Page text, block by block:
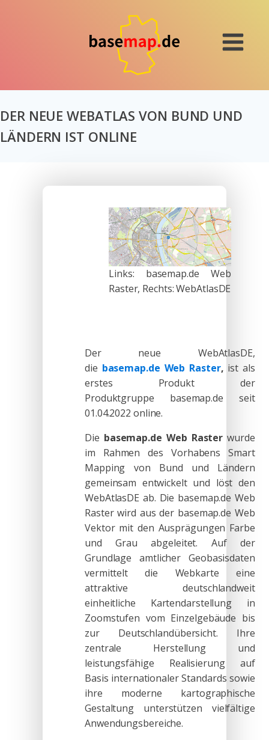
DER NEUE WEBATLAS VON BUND UND
LÄNDERN IST ONLINE
Links: basemap.de Web
Raster, Rechts: WebAtlasDE
Der neue WebAtlasDE,
die basemap.de Web Raster, ist als
erstes Produkt der
Produktgruppe basemap.de seit
01.04.2022 online.
Die basemap.de Web Raster wurde
im Rahmen des Vorhabens Smart
Mapping von Bund und Ländern
gemeinsam entwickelt und löst den
WebAtlasDE ab. Die basemap.de Web
Raster wird aus der basemap.de Web
Vektor mit den Ausprägungen Farbe
und Grau abgeleitet. Auf der
Grundlage amtlicher Geobasisdaten
vermittelt die Webkarte eine
attraktive deutschlandweit
einheitliche Kartendarstellung in
Zoomstufen vom Einzelgebäude bis
zur Deutschlandübersicht. Ihre
zentrale Herstellung und
leistungsfähige Realisierung auf
Basis internationaler Standards sowie
ihre moderne kartographische
Gestaltung unterstützen vielfältige
Anwendungsbereiche.